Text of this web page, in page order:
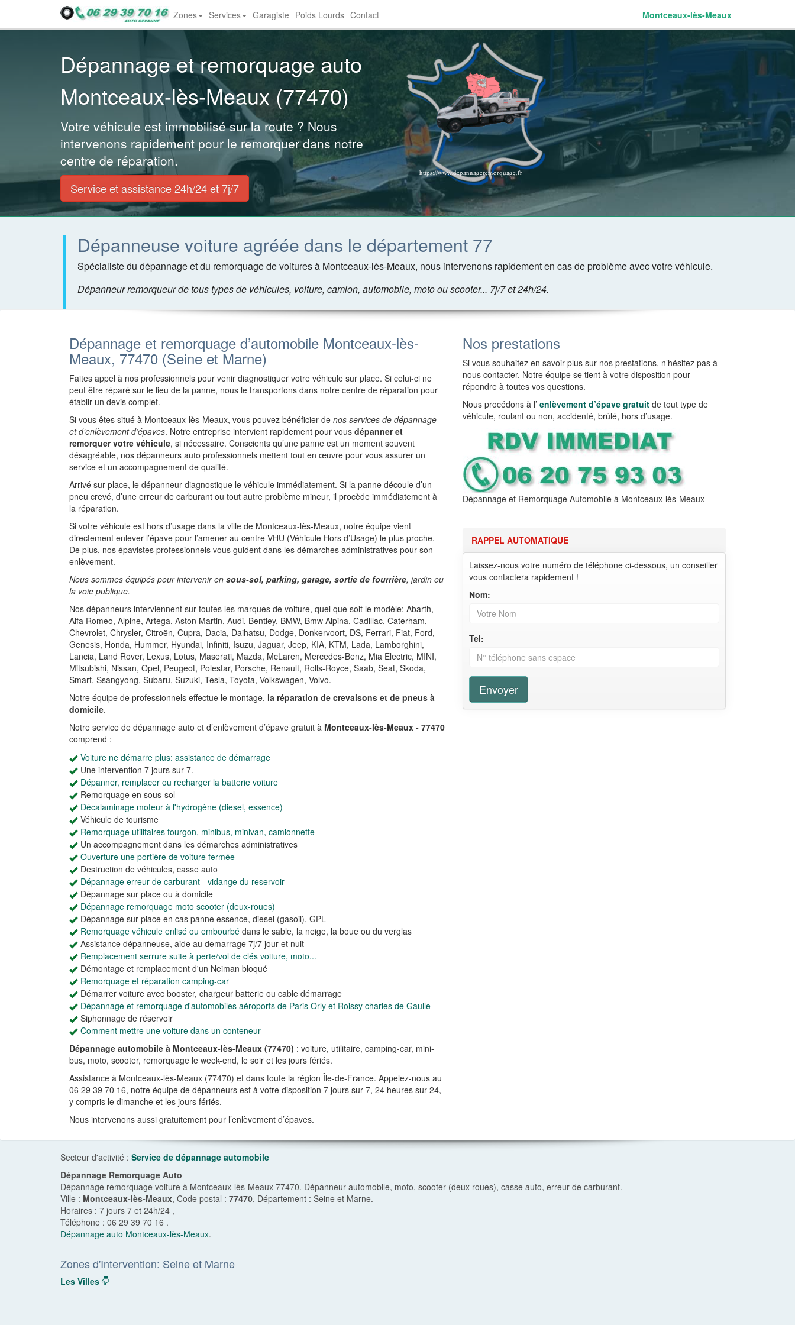
Zones Services Garagiste Poids Lourds Contact Montceaux-lès-Meaux
Dépannage et remorquage auto
Montceaux-lès-Meaux (77470)
Votre véhicule est immobilisé sur la route ? Nous
intervenons rapidement pour le remorquer dans notre
centre de réparation.
Service et assistance 24h/24 et 7j/7
Dépanneuse voiture agréée dans le département 77
Spécialiste du dépannage et du remorquage de voitures à Montceaux-lès-Meaux, nous intervenons rapidement en cas de problème avec votre véhicule.
Dépanneur remorqueur de tous types de véhicules, voiture, camion, automobile, moto ou scooter... 7j/7 et 24h/24.
Dépannage et remorquage d’automobile Montceaux-lès-
Meaux, 77470 (Seine et Marne)
Faites appel à nos professionnels pour venir diagnostiquer votre véhicule sur place. Si celui-ci ne
peut être réparé sur le lieu de la panne, nous le transportons dans notre centre de réparation pour
établir un devis complet.
Si vous êtes situé à Montceaux-lès-Meaux, vous pouvez bénéficier de nos services de dépannage
et d’enlèvement d’épaves. Notre entreprise intervient rapidement pour vous dépanner et
remorquer votre véhicule, si nécessaire. Conscients qu’une panne est un moment souvent
désagréable, nos dépanneurs auto professionnels mettent tout en œuvre pour vous assurer un
service et un accompagnement de qualité.
Arrivé sur place, le dépanneur diagnostique le véhicule immédiatement. Si la panne découle d’un
pneu crevé, d’une erreur de carburant ou tout autre problème mineur, il procède immédiatement à
la réparation.
Si votre véhicule est hors d’usage dans la ville de Montceaux-lès-Meaux, notre équipe vient
directement enlever l’épave pour l’amener au centre VHU (Véhicule Hors d’Usage) le plus proche.
De plus, nos épavistes professionnels vous guident dans les démarches administratives pour son
enlèvement.
Nous sommes équipés pour intervenir en sous-sol, parking, garage, sortie de fourrière, jardin ou
la voie publique.
Nos dépanneurs interviennent sur toutes les marques de voiture, quel que soit le modèle: Abarth,
Alfa Romeo, Alpine, Artega, Aston Martin, Audi, Bentley, BMW, Bmw Alpina, Cadillac, Caterham,
Chevrolet, Chrysler, Citroën, Cupra, Dacia, Daihatsu, Dodge, Donkervoort, DS, Ferrari, Fiat, Ford,
Genesis, Honda, Hummer, Hyundai, Infiniti, Isuzu, Jaguar, Jeep, KIA, KTM, Lada, Lamborghini,
Lancia, Land Rover, Lexus, Lotus, Maserati, Mazda, McLaren, Mercedes-Benz, Mia Electric, MINI,
Mitsubishi, Nissan, Opel, Peugeot, Polestar, Porsche, Renault, Rolls-Royce, Saab, Seat, Skoda,
Smart, Ssangyong, Subaru, Suzuki, Tesla, Toyota, Volkswagen, Volvo.
Notre équipe de professionnels effectue le montage, la réparation de crevaisons et de pneus à
domicile.
Notre service de dépannage auto et d’enlèvement d’épave gratuit à Montceaux-lès-Meaux - 77470
comprend :
Voiture ne démarre plus: assistance de démarrage
Une intervention 7 jours sur 7.
Dépanner, remplacer ou recharger la batterie voiture
Remorquage en sous-sol
Décalaminage moteur à l'hydrogène (diesel, essence)
Véhicule de tourisme
Remorquage utilitaires fourgon, minibus, minivan, camionnette
Un accompagnement dans les démarches administratives
Ouverture une portière de voiture fermée
Destruction de véhicules, casse auto
Dépannage erreur de carburant - vidange du reservoir
Dépannage sur place ou à domicile
Dépannage remorquage moto scooter (deux-roues)
Dépannage sur place en cas panne essence, diesel (gasoil), GPL
Remorquage véhicule enlisé ou embourbé dans le sable, la neige, la boue ou du verglas
Assistance dépanneuse, aide au demarrage 7j/7 jour et nuit
Remplacement serrure suite à perte/vol de clés voiture, moto...
Démontage et remplacement d'un Neiman bloqué
Remorquage et réparation camping-car
Démarrer voiture avec booster, chargeur batterie ou cable démarrage
Dépannage et remorquage d'automobiles aéroports de Paris Orly et Roissy charles de Gaulle
Siphonnage de réservoir
Comment mettre une voiture dans un conteneur
Dépannage automobile à Montceaux-lès-Meaux (77470) : voiture, utilitaire, camping-car, mini-
bus, moto, scooter, remorquage le week-end, le soir et les jours fériés.
Assistance à Montceaux-lès-Meaux (77470) et dans toute la région Île-de-France. Appelez-nous au
06 29 39 70 16, notre équipe de dépanneurs est à votre disposition 7 jours sur 7, 24 heures sur 24,
y compris le dimanche et les jours fériés.
Nous intervenons aussi gratuitement pour l’enlèvement d’épaves.
Nos prestations
Si vous souhaitez en savoir plus sur nos prestations, n’hésitez pas à
nous contacter. Notre équipe se tient à votre disposition pour
répondre à toutes vos questions.
Nous procédons à l’ enlèvement d’épave gratuit de tout type de
véhicule, roulant ou non, accidenté, brûlé, hors d’usage.
Dépannage et Remorquage Automobile à Montceaux-lès-Meaux
RAPPEL AUTOMATIQUE
Laissez-nous votre numéro de téléphone ci-dessous, un conseiller
vous contactera rapidement !
Nom:
Tel:
Envoyer
Secteur d'activité : Service de dépannage automobile
Dépannage Remorquage Auto
Dépannage remorquage voiture à Montceaux-lès-Meaux 77470. Dépanneur automobile, moto, scooter (deux roues), casse auto, erreur de carburant.
Ville : Montceaux-lès-Meaux, Code postal : 77470, Département : Seine et Marne.
Horaires : 7 jours 7 et 24h/24 ,
Téléphone : 06 29 39 70 16 .
Dépannage auto Montceaux-lès-Meaux.
Zones d'Intervention: Seine et Marne
Les Villes